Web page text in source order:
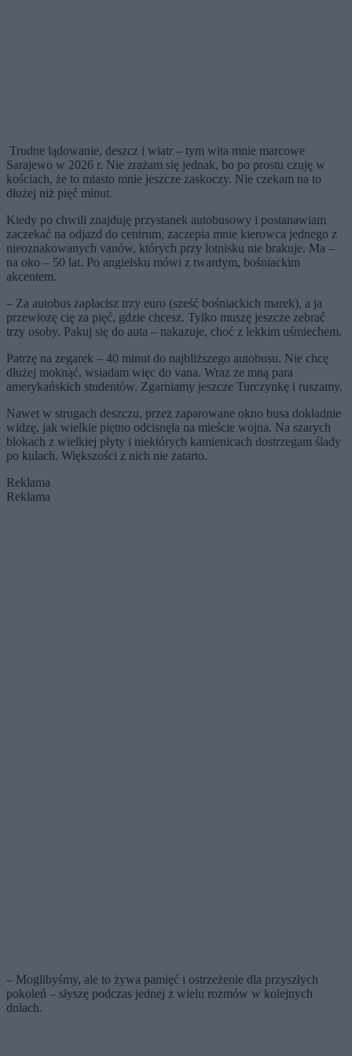
Trudne lądowanie, deszcz i wiatr – tym wita mnie marcowe
Sarajewo w 2026 r. Nie zrażam się jednak, bo po prostu czuję w
kościach, że to miasto mnie jeszcze zaskoczy. Nie czekam na to
dłużej niż pięć minut.
Kiedy po chwili znajduję przystanek autobusowy i postanawiam
zaczekać na odjazd do centrum, zaczepia mnie kierowca jednego z
nieoznakowanych vanów, których przy lotnisku nie brakuje. Ma –
na oko – 50 lat. Po angielsku mówi z twardym, bośniackim
akcentem.
– Za autobus zapłacisz trzy euro (sześć bośniackich marek), a ja
przewiozę cię za pięć, gdzie chcesz. Tylko muszę jeszcze zebrać
trzy osoby. Pakuj się do auta – nakazuje, choć z lekkim uśmiechem.
Patrzę na zegarek – 40 minut do najbliższego autobusu. Nie chcę
dłużej moknąć, wsiadam więc do vana. Wraz ze mną para
amerykańskich studentów. Zgarniamy jeszcze Turczynkę i ruszamy.
Nawet w strugach deszczu, przez zaparowane okno busa dokładnie
widzę, jak wielkie piętno odcisnęła na mieście wojna. Na szarych
blokach z wielkiej płyty i niektórych kamienicach dostrzegam ślady
po kulach. Większości z nich nie zatarto.
Reklama
Reklama
– Moglibyśmy, ale to żywa pamięć i ostrzeżenie dla przyszłych
pokoleń – słyszę podczas jednej z wielu rozmów w kolejnych
dniach.